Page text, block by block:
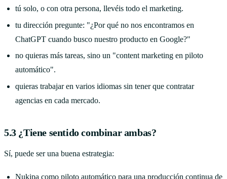
tú solo, o con otra persona, llevéis todo el marketing.
tu dirección pregunte: "¿Por qué no nos encontramos en
ChatGPT cuando busco nuestro producto en Google?"
no quieras más tareas, sino un "content marketing en piloto
automático".
quieras trabajar en varios idiomas sin tener que contratar
agencias en cada mercado.
5.3 ¿Tiene sentido combinar ambas?
Sí, puede ser una buena estrategia:
Nukipa como piloto automático para una producción continua de